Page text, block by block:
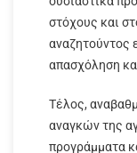
στόχους και
αναζητούντος
απασχόληση
Τέλος,
αναγκών της
προγράμματα